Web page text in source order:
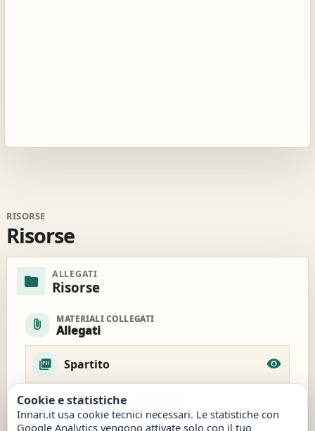
RISORSE
Risorse
folder ALLEGATI
Risorse
attach_file MATERIALI COLLEGATI
Allegati
Spartito
Cookie e statistiche
Innari.it usa cookie tecnici necessari. Le statistiche con
Google Analytics vengono attivate solo con il tuo